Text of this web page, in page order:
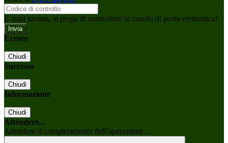
E-mail inviata, si prega di controllare la casella di posta elettronica!
Errore
Chiudi
Successo
Chiudi
Informazione
Chiudi
Attendere...
Attendere il completamento dell'operazione...